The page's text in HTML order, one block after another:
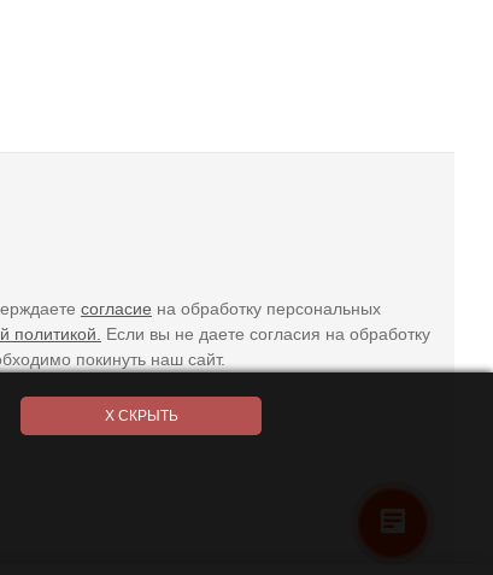
согласие на обработку персональных
политикой.
Если вы не даете согласия на обработку
покинуть наш сайт.